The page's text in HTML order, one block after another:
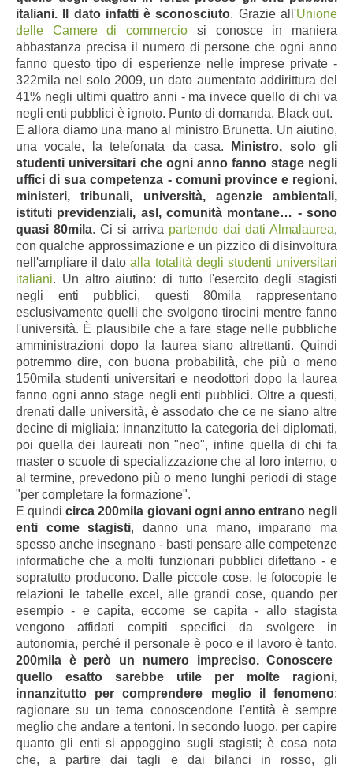
italiani. Il dato infatti è sconosciuto. Grazie all'Unione
delle Camere di commercio si conosce in maniera
abbastanza precisa il numero di persone che ogni anno
fanno questo tipo di esperienze nelle imprese private -
322mila nel solo 2009, un dato aumentato addirittura del
41% negli ultimi quattro anni - ma invece quello di chi va
negli enti pubblici è ignoto. Punto di domanda. Black out.
E allora diamo una mano al ministro Brunetta. Un aiutino,
una vocale, la telefonata da casa.
Ministro, solo gli
studenti universitari che ogni anno fanno stage negli
uffici di sua competenza - comuni province e regioni,
ministeri, tribunali, università, agenzie ambientali,
istituti previdenziali, asl, comunità montane… - sono
quasi 80mila. Ci si arriva partendo dai dati Almalaurea,
con qualche approssimazione e un pizzico di disinvoltura
nell'ampliare il datoalla totalità degli studenti universitari
italiani. Un altro aiutino: di tutto l'esercito degli stagisti
negli enti pubblici, questi 80mila rappresentano
esclusivamente quelli che svolgono tirocini mentre fanno
l'università. È plausibile che a fare stage nelle pubbliche
amministrazioni dopo la laurea siano altrettanti. Quindi
potremmo dire, con buona probabilità, che più o meno
150mila studenti universitari e neodottori dopo la laurea
fanno ogni anno stage negli enti pubblici. Oltre a questi,
drenati dalle università, è assodato che ce ne siano altre
decine di migliaia: innanzitutto la categoria dei diplomati,
poi quella dei laureati non "neo", infine quella di chi fa
master o scuole di specializzazione che al loro interno, o
al termine, prevedono più o meno lunghi periodi di stage
"per completare la formazione".
E quindicirca 200mila giovani ogni anno entrano negli
enti come stagisti, danno una mano, imparano ma
spesso anche insegnano - basti pensare alle competenze
informatiche che a molti funzionari pubblici difettano - e
sopratutto producono. Dalle piccole cose, le fotocopie le
relazioni le tabelle excel, alle grandi cose, quando per
esempio - e capita, eccome se capita - allo stagista
vengono affidati compiti specifici da svolgere in
autonomia, perché il personale è poco e il lavoro è tanto.
200mila è però un numero impreciso. Conoscere
quello esatto sarebbe utile per molte ragioni,
innanzitutto per comprendere meglio il fenomeno:
ragionare su un tema conoscendone l'entità è sempre
meglio che andare a tentoni. In secondo luogo, per capire
quanto gli enti si appoggino sugli stagisti; è cosa nota
che, a partire dai tagli e dai bilanci in rosso, gli